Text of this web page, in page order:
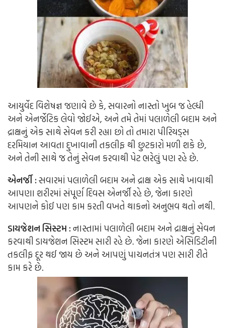
આયુર્વેદ વિશેષજ્ઞ જણાવે છે કે, સવારનો નાસ્તો ખુબ જ હેલ્ધી
અને એનર્જેટિક લેવો જોઈએ, અને તમે તેમાં પલાળેલી બદામ અને
દ્રાક્ષનું એક સાથે સેવન કરી રહ્યા છો તો તમારા પીરિયડ્સ
દરમિયાન આવતા દુખાવાની તકલીફ થી છુટકારો મળી શકે છે,
અને તેની સાથે જ તેનું સેવન કરવાથી પેટ ભરેલું પણ રહે છે.
એનર્જી :સવારમાં પલાળેલી બદામ અને દ્રાક્ષ એક સાથે ખાવાથી
આપણા શરીરમાં સંપૂર્ણ દિવસ એનર્જી રહે છે, જેના કારણે
આપણને કોઈ પણ કામ કરતી વખતે થાકનો અનુભવ થતો નથી.
ડાયજેશન સિસ્ટમ :નાસ્તામાં પલાળેલી બદામ અને દ્રાક્ષનું સેવન
કરવાથી ડાયજેશન સિસ્ટમ સારી રહે છે. જેના કારણે એસિડિટીની
તકલીફ દૂર થઈ જાય છે અને આપણું પાચનતંત્ર પણ સારી રીતે
કામ કરે છે.